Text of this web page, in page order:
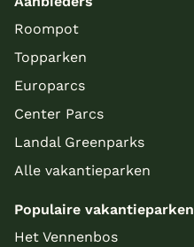
Roompot
Topparken
Europarcs
Center Parcs
Landal Greenparks
Alle vakantieparken
Populaire vakantieparken
Het Vennenbos